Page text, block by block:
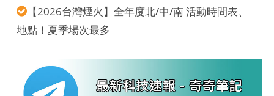
【2026台灣煙火】全年度北/中/南 活動時間表、
地點！夏季場次最多